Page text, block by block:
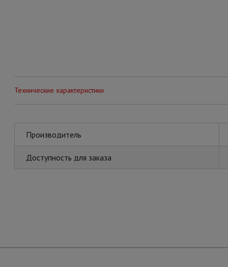
Технические характеристики
Производитель
Доступность для заказа